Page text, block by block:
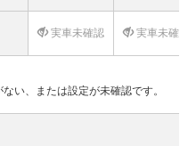
実車未確認 実車未確
い、または設定が未確認です。